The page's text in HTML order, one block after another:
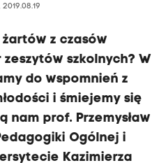
z czasów
szkolnych? W
do wspomnień z
i śmiejemy się
nam prof. Przemysław
Ogólnej i
Kazimierza